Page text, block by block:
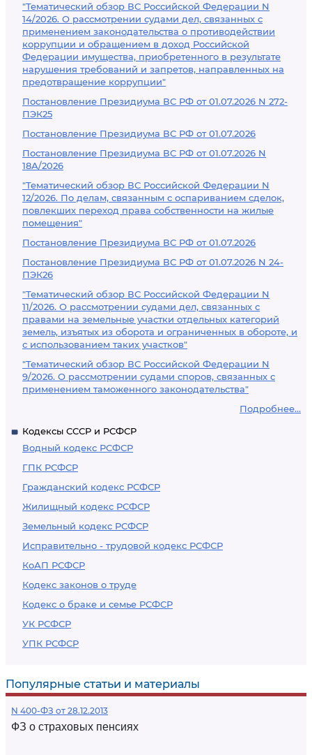
"Тематический обзор ВС Российской Федерации N
14/2026. О рассмотрении судами дел, связанных с
применением законодательства о противодействии
коррупции и обращением в доход Российской
Федерации имущества, приобретенного в результате
нарушения требований и запретов, направленных на
предотвращение коррупции"
Постановление Президиума ВС РФ от 01.07.2026 N 272-
ПЭК25
Постановление Президиума ВС РФ от 01.07.2026
Постановление Президиума ВС РФ от 01.07.2026 N
18А/2026
"Тематический обзор ВС Российской Федерации N
12/2026. По делам, связанным с оспариванием сделок,
повлекших переход права собственности на жилые
помещения"
Постановление Президиума ВС РФ от 01.07.2026
Постановление Президиума ВС РФ от 01.07.2026 N 24-
ПЭК26
"Тематический обзор ВС Российской Федерации N
11/2026. О рассмотрении судами дел, связанных с
правами на земельные участки отдельных категорий
земель, изъятых из оборота и ограниченных в обороте, и
с использованием таких участков"
"Тематический обзор ВС Российской Федерации N
9/2026. О рассмотрении судами споров, связанных с
применением таможенного законодательства"
Подробнее...
Кодексы СССР и РСФСР
Водный кодекс РСФСР
ГПК РСФСР
Гражданский кодекс РСФСР
Жилищный кодекс РСФСР
Земельный кодекс РСФСР
Исправительно - трудовой кодекс РСФСР
КоАП РСФСР
Кодекс законов о труде
Кодекс о браке и семье РСФСР
УК РСФСР
УПК РСФСР
Популярные статьи и материалы
N 400-ФЗ от 28.12.2013
ФЗ о страховых пенсиях